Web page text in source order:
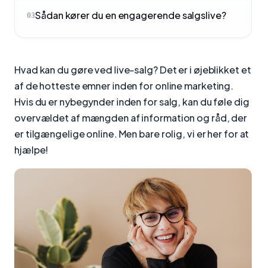
03Sådan kører du en engagerende salgslive?
Hvad kan du gøre ved live-salg? Det er i øjeblikket et
af de hotteste emner inden for online marketing.
Hvis du er nybegynder inden for salg, kan du føle dig
overvældet af mængden af information og råd, der
er tilgængelige online. Men bare rolig, vi er her for at
hjælpe!